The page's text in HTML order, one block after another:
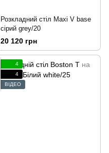
Розкладний стіл Maxi V base
сірий grey/20
20 120 грн
4
4
ВІДЕО